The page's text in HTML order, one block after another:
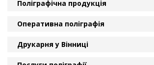
Поліграфічна продукція
Оперативна поліграфія
Друкарня у Вінниці